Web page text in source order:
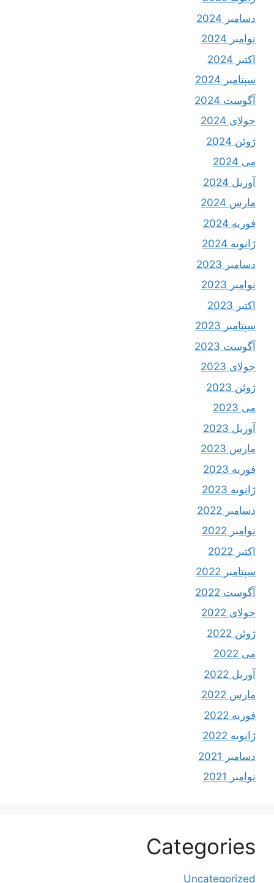
دسامبر 2024
نوامبر 2024
اکتبر 2024
سپتامبر 2024
آگوست 2024
جولای 2024
ژوئن 2024
می 2024
آوریل 2024
مارس 2024
فوریه 2024
ژانویه 2024
دسامبر 2023
نوامبر 2023
اکتبر 2023
سپتامبر 2023
آگوست 2023
جولای 2023
ژوئن 2023
می 2023
آوریل 2023
مارس 2023
فوریه 2023
ژانویه 2023
دسامبر 2022
نوامبر 2022
اکتبر 2022
سپتامبر 2022
آگوست 2022
جولای 2022
ژوئن 2022
می 2022
آوریل 2022
مارس 2022
فوریه 2022
ژانویه 2022
دسامبر 2021
نوامبر 2021
Categories
Uncategorized